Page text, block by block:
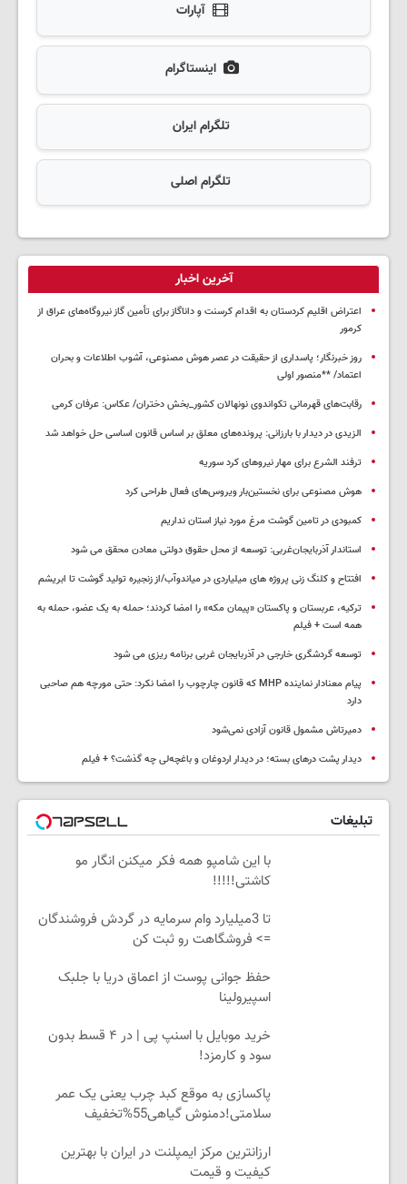
آپارات
اینستاگرام
تلگرام ایران
تلگرام اصلی
آخرین اخبار
اعتراض اقلیم کردستان به اقدام کرسنت و داناگاز برای تأمین گاز نیروگاه‌های عراق از
کرمور
روز خبرنگار؛ پاسداری از حقیقت در عصر هوش مصنوعی، آشوب اطلاعات و بحران
اعتماد/ **منصور اولی
رقابت‌های قهرمانی تکواندوی نونهالان کشور_بخش دختران/ عکاس: عرفان کرمی
الزیدی در دیدار با بارزانی: پرونده‌های معلق بر اساس قانون اساسی حل خواهد شد
ترفند الشرع برای مهار نیروهای کرد سوریه
هوش مصنوعی برای نخستین‌بار ویروس‌های فعال طراحی کرد
کمبودی در تامین گوشت مرغ مورد نیاز استان نداریم
استاندار آذربایجان‌غربی: توسعه از محل حقوق دولتی معادن محقق می شود
افتتاح و کلنگ زنی پروژه های میلیاردی در میاندوآب/از زنجیره تولید گوشت تا ابریشم
ترکیه، عربستان و پاکستان «پیمان مکه» را امضا کردند؛ حمله به یک عضو، حمله به
همه است + فیلم
توسعه گردشگری خارجی در آذربایجان غربی برنامه ریزی می شود
پیام معنادار نماینده MHP که قانون چارچوب را امضا نکرد: حتی مورچه هم صاحبی
دارد
دمیرتاش مشمول قانون آزادی نمی‌شود
دیدار پشت درهای بسته؛ در دیدار اردوغان و باغچه‌لی چه گذشت؟ + فیلم
تبلیغات
با این شامپو همه فکر میکنن انگار مو
کاشتی!!!!!
تا 3میلیارد وام سرمایه در گردش فروشندگان
=> فروشگاهت رو ثبت کن
حفظ جوانی پوست از اعماق دریا با جلبک
اسپیرولینا
خرید موبایل با اسنپ پی | در ۴ قسط بدون
سود و کارمزد!
پاکسازی به موقع کبد چرب یعنی یک عمر
سلامتی!دمنوش گیاهی55%تخفیف
ارزانترین مرکز ایمپلنت در ایران با بهترین
کیفیت و قیمت